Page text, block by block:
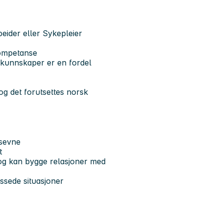
eller Sykepleier
er en fordel
det forutsettes norsk
kan bygge relasjoner med
situasjoner